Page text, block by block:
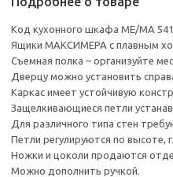
Код кухонного шкафа ME/MA 541
Ящики МАКСИМЕРА с плавным
Съемная полка – организуйте
Дверцу можно установить
Каркас имеет устойчивую
Защелкивающиеся петли
Для различного типа стен
Петли регулируются по высоте,
Ножки и цоколи продаются
Можно дополнить ручкой.